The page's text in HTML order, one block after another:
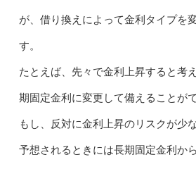
が、借り換えによって金利タイプを
す。
たとえば、先々で金利上昇すると考
期固定金利に変更して備えることが
もし、反対に金利上昇のリスクが少
予想されるときには長期固定金利か